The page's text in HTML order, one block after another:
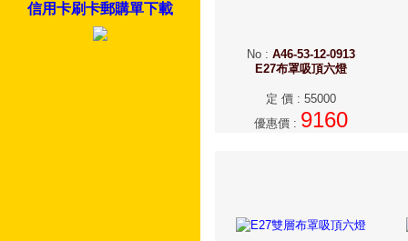
信用卡刷卡郵購單下載
No: A46-53-12-0913
E27布罩吸頂六燈
定 價: 55000
優惠價: 9160